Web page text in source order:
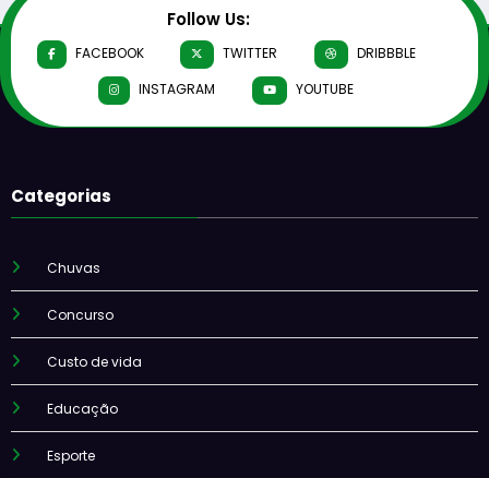
Follow Us:
FACEBOOK TWITTER
DRIBBBLE
INSTAGRAM
YOUTUBE
Categorias
Chuvas
Concurso
Custo de vida
Educação
Esporte